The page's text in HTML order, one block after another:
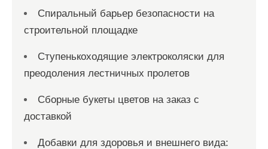
Спиральный барьер безопасности на
строительной площадке
Ступенькоходящие электроколяски для
преодоления лестничных пролетов
Сборные букеты цветов на заказ с
доставкой
Добавки для здоровья и внешнего вида: